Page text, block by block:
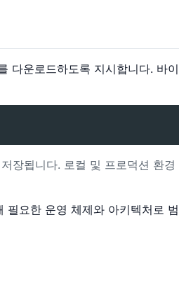
다운로드하도록 지시합니다. 바
장됩니다. 로컬 및 프로덕션 환경
요한 운영 체제와 아키텍처로